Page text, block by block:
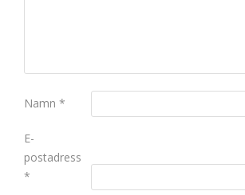
Namn *
E-
postadress
*